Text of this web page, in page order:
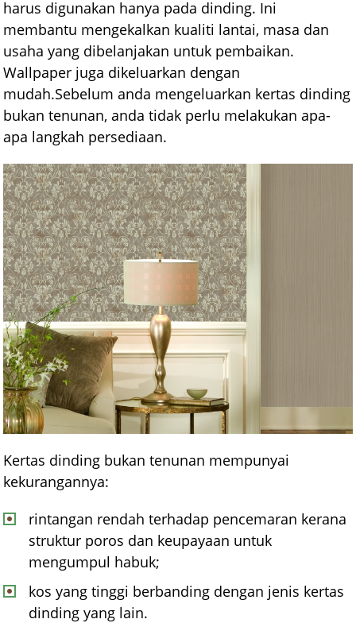
harus digunakan hanya pada dinding. Ini
membantu mengekalkan kualiti lantai, masa dan
usaha yang dibelanjakan untuk pembaikan.
Wallpaper juga dikeluarkan dengan
mudah.Sebelum anda mengeluarkan kertas dinding
bukan tenunan, anda tidak perlu melakukan apa-
apa langkah persediaan.
Kertas dinding bukan tenunan mempunyai
kekurangannya:
rintangan rendah terhadap pencemaran kerana
struktur poros dan keupayaan untuk
mengumpul habuk;
kos yang tinggi berbanding dengan jenis kertas
dinding yang lain.